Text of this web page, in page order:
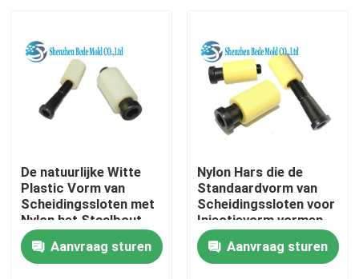
De natuurlijke Witte
Plastic Vorm van
Scheidingssloten met
Nylon het Staalbout
van de Kokerlegering
Aanvraag sturen
Nylon Hars die de
Standaardvorm van
Scheidingssloten voor
Injectievorm vormen
Aanvraag sturen